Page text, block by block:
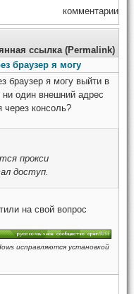
комментарии
ссылка (Permalink)
браузер я могу
браузер я могу выйти в
ни один внешний адрес
через консоль?
прокси
доступ.
на свой вопрос
исправляются установкой